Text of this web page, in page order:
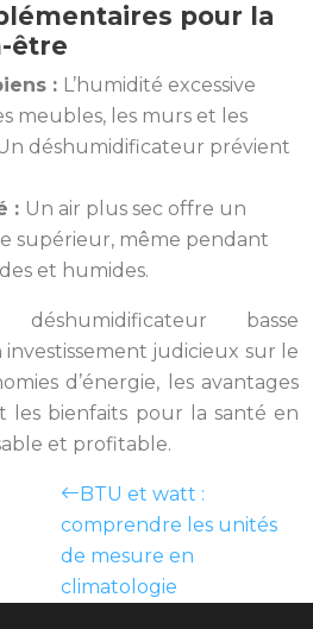
pour la
être
: L’humidité excessive
meubles, les murs et les
déshumidificateur prévient
: Un air plus sec offre un
supérieur, même pendant
et humides.
déshumidificateur basse
judicieux sur le
d’énergie, les avantages
les bienfaits pour la santé en
et profitable.
BTU et watt :
comprendre les unités
de mesure en
climatologie